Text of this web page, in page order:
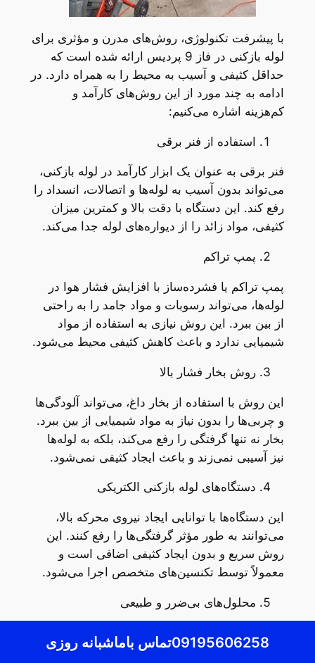
با پیشرفت تکنولوژی، روش‌های مدرن و مؤثری برای
لوله بازکنی در فاز 9 پردیس ارائه شده است که
حداقل کثیفی و آسیب به محیط را به همراه دارد. در
ادامه به چند مورد از این روش‌های کارآمد و
کم‌هزینه اشاره می‌کنیم:
استفاده از فنر برقی
فنر برقی به عنوان یک ابزار کارآمد در لوله بازکنی،
می‌تواند بدون آسیب به لوله‌ها و اتصالات، انسداد را
رفع کند. این دستگاه با دقت بالا و کمترین میزان
کثیفی، مواد زائد را از دیواره‌های لوله جدا می‌کند.
پمپ تراکم
پمپ تراکم یا فشرده‌ساز با افزایش فشار هوا در
لوله‌ها، می‌تواند رسوبات و مواد جامد را به راحتی
از بین ببرد. این روش نیازی به استفاده از مواد
شیمیایی ندارد و باعث کاهش کثیفی محیط می‌شود.
روش بخار فشار بالا
این روش با استفاده از بخار داغ، می‌تواند آلودگی‌ها
و چربی‌ها را بدون نیاز به مواد شیمیایی از بین ببرد.
بخار نه تنها گرفتگی را رفع می‌کند، بلکه به لوله‌ها
نیز آسیبی نمی‌زند و باعث ایجاد کثیفی نمی‌شود.
دستگاه‌های لوله بازکنی الکتریکی
این دستگاه‌ها با توانایی ایجاد نیروی محرکه بالا،
می‌توانند به طور مؤثر گرفتگی‌ها را رفع کنند. این
روش سریع و بدون ایجاد کثیفی اضافی است و
معمولاً توسط تکنسین‌های متخصص اجرا می‌شود.
محلول‌های بی‌ضرر و طبیعی
شیرین، که ترکیبی طبیعی و بی‌خطر هستند، می‌تواند
09195606258تماس باماشبانه روزی